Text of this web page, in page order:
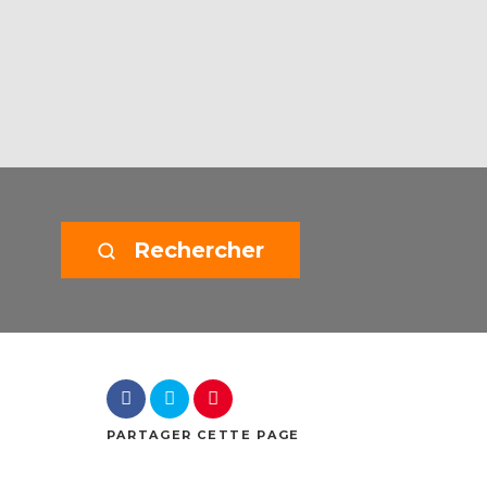
Rechercher
PARTAGER CETTE PAGE